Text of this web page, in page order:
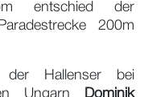
entschied der
200m
der Hallenser bei
Ungarn
Dominik